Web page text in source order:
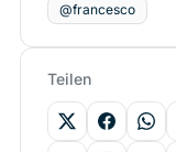
@francesco
Teilen